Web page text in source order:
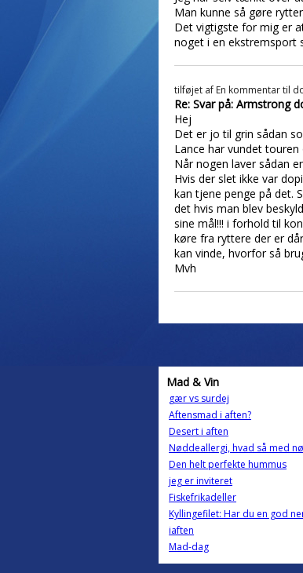
Man kunne så gøre
Det vigtigste for mig er
noget i en ekstremsport
tilføjet af En kommentar til
Re: Svar på: Armstrong
Hej
Det er jo til grin sådan
Lance har vundet touren
Når nogen laver sådan
Hvis der slet ikke var
kan tjene penge på det.
det hvis man blev
sine mål!!! i forhold til
køre fra ryttere der er
kan vinde, hvorfor så
Mvh
Mad & Vin
gær vs surdej
Aftensmad i aften?
Desert i aften
Nøddeallergi, hvad så med
Den helt perfekte hummus
jeg er inviteret
Fiskefrikadeller
Kyllingefilet: Har du en god
iaften
Mad-dag